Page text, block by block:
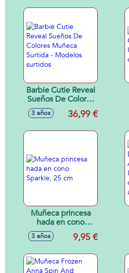
presionar el collar.
Barbie Cutie Reveal
Sueños De Colores
Muñeca Surtida -
Modelos surtidos
3 años 36,99 €
Muñeca princesa
hada en cono
Sparkle, 25 cm
3 años 9,95 €